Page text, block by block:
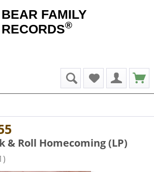
BEAR FAMILY
RECORDS®
& Roll Homecoming (LP)
)